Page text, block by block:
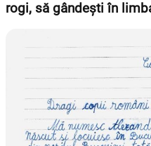
rogi, să gândești în